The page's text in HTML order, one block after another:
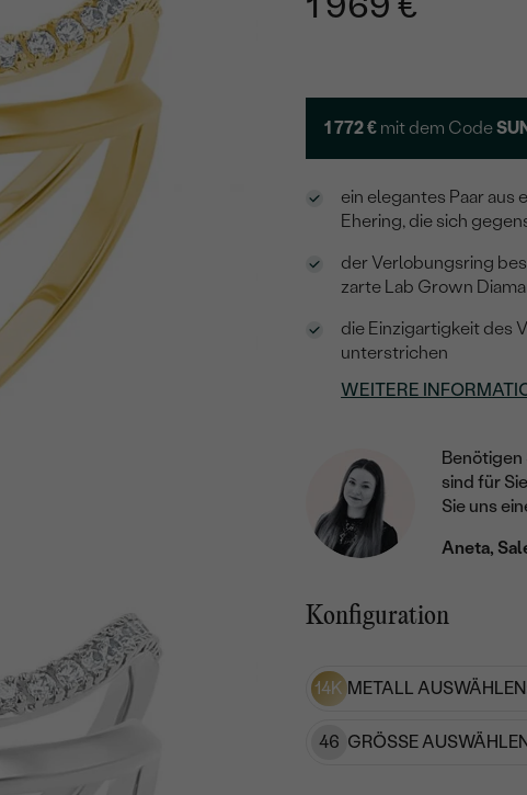
1 772 € mit dem Code
ein elegantes Paar
Ehering, die sich
der Verlobungsring
zarte Lab Grown
die Einzigartigkeit des
unterstrichen
WEITERE
Benötigen
sind für
Sie uns
Aneta,
Konfiguration
14K METALL
46 GRÖSSE